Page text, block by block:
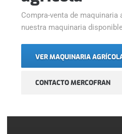
Compra-venta de
nuestra maquinaria
VER MAQUINARIA
CONTACTO MERCOFRAN